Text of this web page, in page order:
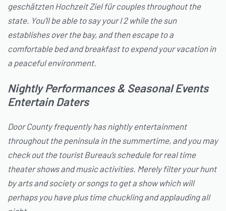
geschätzten Hochzeit Ziel für couples throughout the
state. You’ll be able to say your I 2 while the sun
establishes over the bay, and then escape to a
comfortable bed and breakfast to expend your vacation in
a peaceful environment.
Nightly Performances & Seasonal Events
Entertain Daters
Door County frequently has nightly entertainment
throughout the peninsula in the summertime, and you may
check out the tourist Bureau’s schedule for real time
theater shows and music activities. Merely filter your hunt
by arts and society or songs to get a show which will
perhaps you have plus time chuckling and applauding all